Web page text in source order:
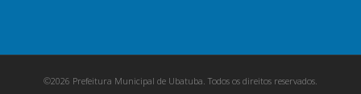
©2026 Prefeitura Municipal de Ubatuba. Todos os direitos reservados.